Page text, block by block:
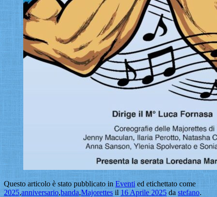
Questo articolo è stato pubblicato in Eventi ed etichettato come
2025,anniversario,banda,Majorettes il 16 Aprile 2025 dastefano.